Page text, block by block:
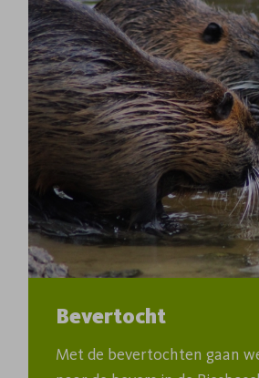
Bevertocht
Met de bevertochten gaan